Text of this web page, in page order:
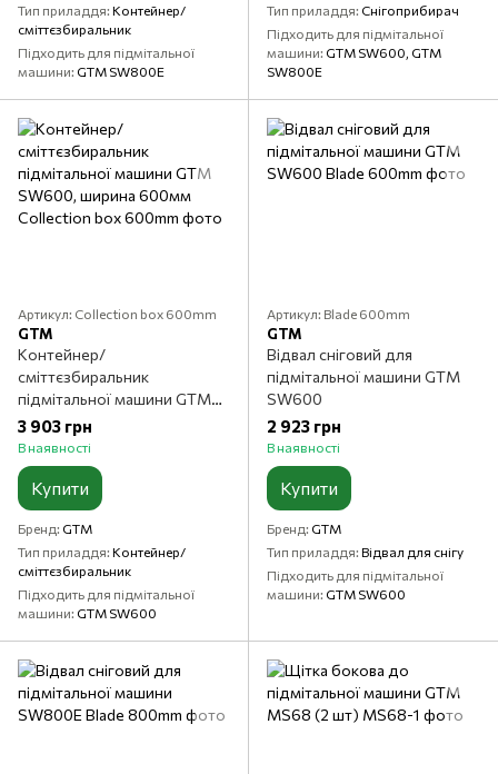
Тип приладдя Контейнер/
сміттєзбиральник
Підходить для підмітальної
машини GTM SW800E
Тип приладдя Снігоприбирач
Підходить для підмітальної
машини GTM SW600, GTM
SW800E
Артикул: Collection box 600mm
GTM
Контейнер/
сміттєзбиральник
підмітальної машини GTM
SW600, ширина 600мм
3 903 грн
В наявності
Купити
Бренд GTM
Тип приладдя Контейнер/
сміттєзбиральник
Підходить для підмітальної
машини GTM SW600
Артикул: Blade 600mm
GTM
Відвал сніговий для
підмітальної машини GTM
SW600
2 923 грн
В наявності
Купити
Бренд GTM
Тип приладдя Відвал для снігу
Підходить для підмітальної
машини GTM SW600